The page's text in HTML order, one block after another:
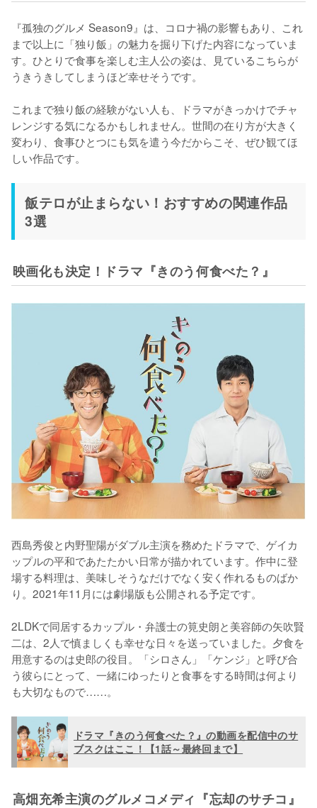
『孤独のグルメ Season9』は、コロナ禍の影響もあり、これ
まで以上に「独り飯」の魅力を掘り下げた内容になっていま
す。ひとりで食事を楽しむ主人公の姿は、見ているこちらが
うきうきしてしまうほど幸せそうです。
これまで独り飯の経験がない人も、ドラマがきっかけでチャ
レンジする気になるかもしれません。世間の在り方が大きく
変わり、食事ひとつにも気を遣う今だからこそ、ぜひ観てほ
しい作品です。
飯テロが止まらない！おすすめの関連作品
3選
映画化も決定！ドラマ『きのう何食べた？』
西島秀俊と内野聖陽がダブル主演を務めたドラマで、ゲイカ
ップルの平和であたたかい日常が描かれています。作中に登
場する料理は、美味しそうなだけでなく安く作れるものばか
り。2021年11月には劇場版も公開される予定です。
2LDKで同居するカップル・弁護士の筧史朗と美容師の矢吹賢
二は、2人で慎ましくも幸せな日々を送っていました。夕食を
用意するのは史郎の役目。「シロさん」「ケンジ」と呼び合
う彼らにとって、一緒にゆったりと食事をする時間は何より
も大切なもので……。
ドラマ『きのう何食べた？』の動画を配信中のサ
ブスクはここ！【1話～最終回まで】
高畑充希主演のグルメコメディ『忘却のサチコ』